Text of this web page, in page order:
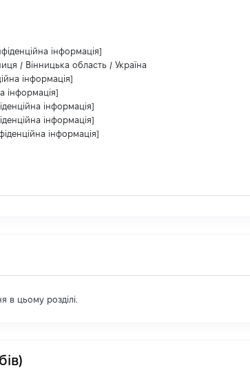
інформація]
/ Вінницька область / Україна
інформація]
інформація]
інформація]
інформація]
інформація]
в цьому розділі.